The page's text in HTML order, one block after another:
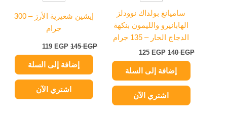
ساميانغ بولداك نوودلز
الهابانيرو والليمون بنكهة
الدجاج الحار – 135 جرام
140EGP
125 EGP
إضافة إلى السلة
اشتري الآن
إيشين شعيرية الأرز – 300
جرام
145EGP
119 EGP
إضافة إلى السلة
اشتري الآن